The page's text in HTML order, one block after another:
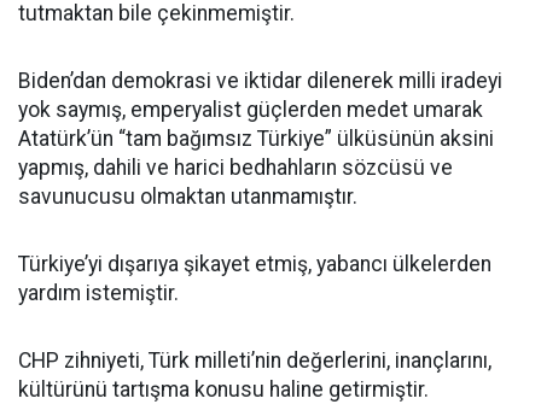
tutmaktan bile çekinmemiştir.
Biden’dan demokrasi ve iktidar dilenerek milli iradeyi
yok saymış, emperyalist güçlerden medet umarak
Atatürk’ün “tam bağımsız Türkiye” ülküsünün aksini
yapmış, dahili ve harici bedhahların sözcüsü ve
savunucusu olmaktan utanmamıştır.
Türkiye’yi dışarıya şikayet etmiş, yabancı ülkelerden
yardım istemiştir.
CHP zihniyeti, Türk milleti’nin değerlerini, inançlarını,
kültürünü tartışma konusu haline getirmiştir.